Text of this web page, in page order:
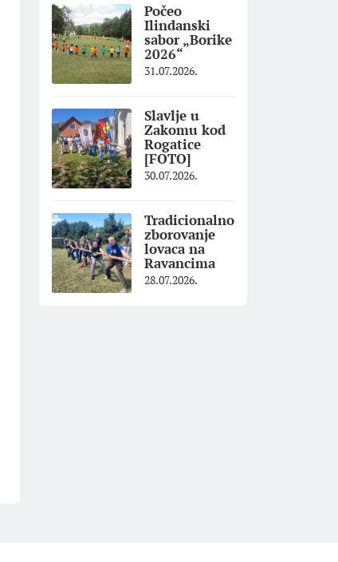
Počeo
Ilindanski
sabor „Borike
2026“
31.07.2026.
Slavlje u
Zakomu kod
Rogatice
[FOTO]
30.07.2026.
Tradicionalno
zborovanje
lovaca na
Ravancima
28.07.2026.